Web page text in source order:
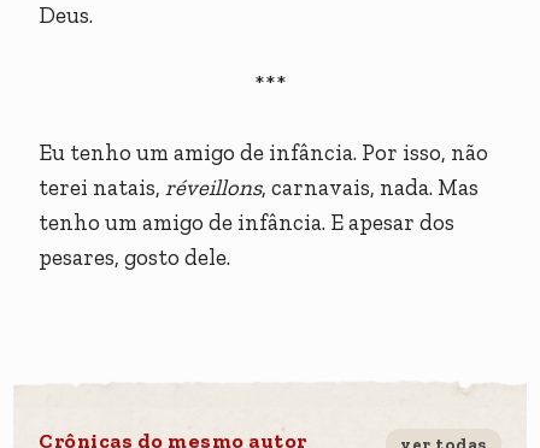
Deus.
***
Eu tenho um amigo de infância. Por isso, não
terei natais,réveillons, carnavais, nada. Mas
tenho um amigo de infância. E apesar dos
pesares, gosto dele.
Crônicas do mesmo autor